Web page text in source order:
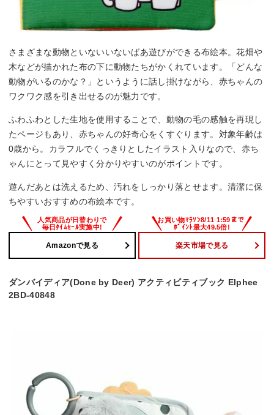
さまざまな動物といないいないばあ遊びができる布絵本。花畑や
木などが描かれた布の下に動物たちがかくれています。「どんな
動物がいるのかな？」というように話し掛けながら、赤ちゃんの
ワクワク感を引き出せるのが魅力です。
ふわふわとした生地を使用することで、動物の毛の感触を再現し
たページもあり、赤ちゃんの好奇心をくすぐります。対象年齢は
0歳から。カラフルでくっきりとしたイラスト入りなので、赤ち
ゃんにとって見やすく分かりやすいのがポイントです。
遊んだあとは洗えるため、汚れをしっかり落とせます。清潔に保
ちやすいおすすめの布絵本です。
Amazonで見る 楽天市場で見る
ダンバイディア(Done by Deer) アクティビティブック Elphee
2BD-40848